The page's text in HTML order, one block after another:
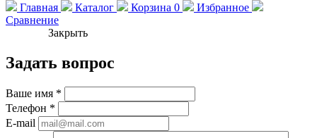
Главная Каталог Корзина 0
Избранное
Сравнение
Закрыть
Задать вопрос
Ваше имя *
Телефон *
E-mail